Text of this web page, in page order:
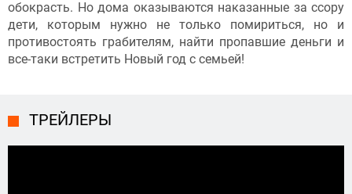
обокрасть. Но дома оказываются наказанные за ссору
дети, которым нужно не только помириться, но и
противостоять грабителям, найти пропавшие деньги и
все-таки встретить Новый год с семьей!
ТРЕЙЛЕРЫ